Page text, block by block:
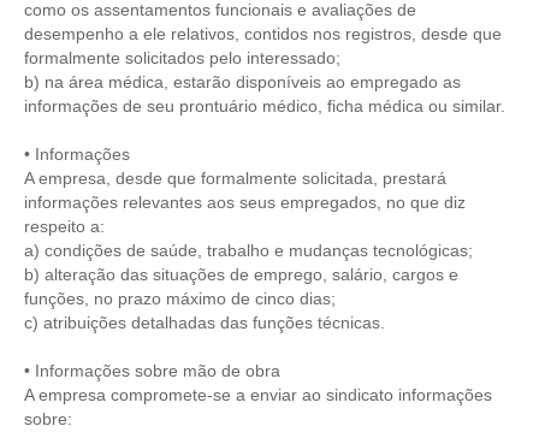
CARREIRA
AUTÔNOMOS E SERVIÇOS
GUIA DAS ENGENHARIAS
CONTATO
CURSOS
ENGENHEIRO EMPREENDEDOR
SEESP EDUCAÇÃO
como os assentamentos funcionais e avaliações de
desempenho a ele relativos, contidos nos registros, desde que
formalmente solicitados pelo interessado;
b) na área médica, estarão disponíveis ao empregado as
informações de seu prontuário médico, ficha médica ou similar.
• Informações
A empresa, desde que formalmente solicitada, prestará
informações relevantes aos seus empregados, no que diz
respeito a:
a) condições de saúde, trabalho e mudanças tecnológicas;
b) alteração das situações de emprego, salário, cargos e
funções, no prazo máximo de cinco dias;
c) atribuições detalhadas das funções técnicas.
• Informações sobre mão de obra
A empresa compromete-se a enviar ao sindicato informações
sobre: